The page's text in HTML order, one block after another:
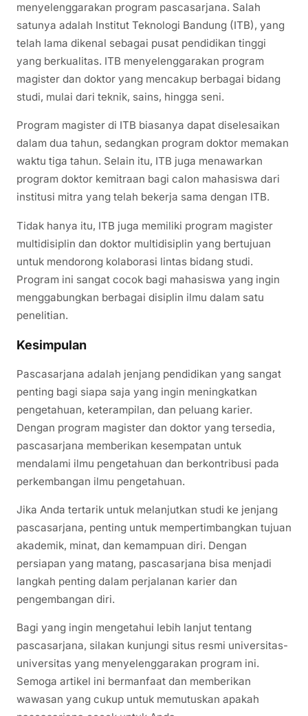
menyelenggarakan program pascasarjana. Salah
satunya adalah Institut Teknologi Bandung (ITB), yang
telah lama dikenal sebagai pusat pendidikan tinggi
yang berkualitas. ITB menyelenggarakan program
magister dan doktor yang mencakup berbagai bidang
studi, mulai dari teknik, sains, hingga seni.
Program magister di ITB biasanya dapat diselesaikan
dalam dua tahun, sedangkan program doktor memakan
waktu tiga tahun. Selain itu, ITB juga menawarkan
program doktor kemitraan bagi calon mahasiswa dari
institusi mitra yang telah bekerja sama dengan ITB.
Tidak hanya itu, ITB juga memiliki program magister
multidisiplin dan doktor multidisiplin yang bertujuan
untuk mendorong kolaborasi lintas bidang studi.
Program ini sangat cocok bagi mahasiswa yang ingin
menggabungkan berbagai disiplin ilmu dalam satu
penelitian.
Kesimpulan
Pascasarjana adalah jenjang pendidikan yang sangat
penting bagi siapa saja yang ingin meningkatkan
pengetahuan, keterampilan, dan peluang karier.
Dengan program magister dan doktor yang tersedia,
pascasarjana memberikan kesempatan untuk
mendalami ilmu pengetahuan dan berkontribusi pada
perkembangan ilmu pengetahuan.
Jika Anda tertarik untuk melanjutkan studi ke jenjang
pascasarjana, penting untuk mempertimbangkan tujuan
akademik, minat, dan kemampuan diri. Dengan
persiapan yang matang, pascasarjana bisa menjadi
langkah penting dalam perjalanan karier dan
pengembangan diri.
Bagi yang ingin mengetahui lebih lanjut tentang
pascasarjana, silakan kunjungi situs resmi universitas-
universitas yang menyelenggarakan program ini.
Semoga artikel ini bermanfaat dan memberikan
wawasan yang cukup untuk memutuskan apakah